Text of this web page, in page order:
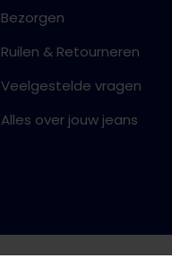
Bezorgen
Ruilen & Retourneren
Veelgestelde vragen
Alles over jouw jeans